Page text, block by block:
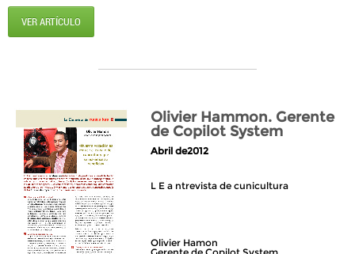
VER ARTÍCULO
Olivier Hammon. Gerente
de Copilot System
Abril de2012
L E a ntrevista de cunicultura
Olivier Hamon